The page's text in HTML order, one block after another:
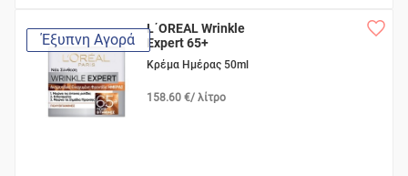
Έξυπνη Αγορά
L΄OREAL Wrinkle
Expert 65+
Κρέμα Ημέρας 50ml
158.60 €/ λίτρο